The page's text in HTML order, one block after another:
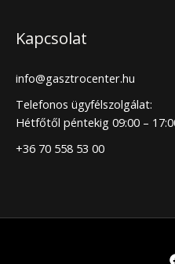
Kapcsolat
info@gasztrocenter.hu
Telefonos ügyfélszolgálat:
Hétfőtől péntekig 09:00 –
+36 70 558 53 00